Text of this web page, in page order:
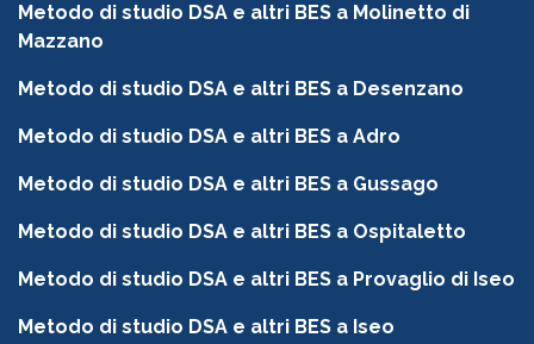
Metodo di studio DSA e altri BES a Molinetto di
Mazzano
Metodo di studio DSA e altri BES a Desenzano
Metodo di studio DSA e altri BES a Adro
Metodo di studio DSA e altri BES a Gussago
Metodo di studio DSA e altri BES a Ospitaletto
Metodo di studio DSA e altri BES a Provaglio di Iseo
Metodo di studio DSA e altri BES a Iseo